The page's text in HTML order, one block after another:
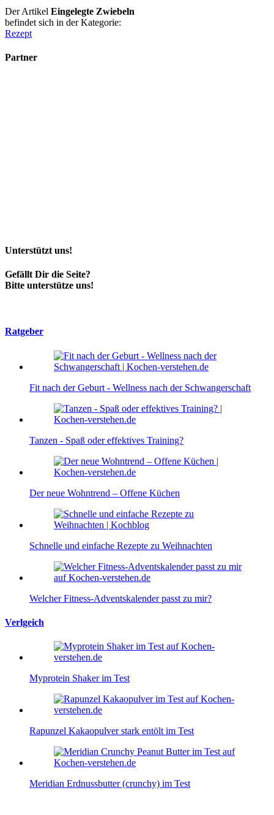
Der Artikel Eingelegte Zwiebeln
befindet sich in der Kategorie:
Rezept
Partner
Unterstützt uns!
Gefällt Dir die Seite?
Bitte unterstütze uns!
Ratgeber
Fit nach der Geburt - Wellness nach der Schwangerschaft
Tanzen - Spaß oder effektives Training?
Der neue Wohntrend – Offene Küchen
Schnelle und einfache Rezepte zu Weihnachten
Welcher Fitness-Adventskalender passt zu mir?
Verlgeich
Myprotein Shaker im Test
Rapunzel Kakaopulver stark entölt im Test
Meridian Erdnussbutter (crunchy) im Test